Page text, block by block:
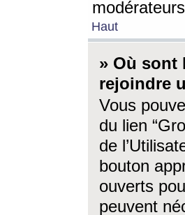
Haut
» Où sont
rejoindre
Vous
du lien
de
bouton
ouverts
peuvent